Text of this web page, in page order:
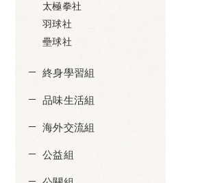
太極拳社
羽球社
壘球社
終身學習組
品味生活組
海外交流組
公益組